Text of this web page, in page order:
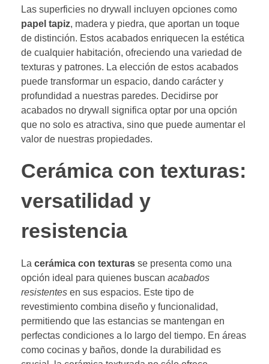
Las superficies no drywall incluyen opciones como
papel tapiz, madera y piedra, que aportan un toque
de distinción. Estos acabados enriquecen la estética
de cualquier habitación, ofreciendo una variedad de
texturas y patrones. La elección de estos acabados
puede transformar un espacio, dando carácter y
profundidad a nuestras paredes. Decidirse por
acabados no drywall significa optar por una opción
que no solo es atractiva, sino que puede aumentar el
valor de nuestras propiedades.
Cerámica con texturas:
versatilidad y
resistencia
La cerámica con texturas se presenta como una
opción ideal para quienes buscan acabados
resistentes en sus espacios. Este tipo de
revestimiento combina diseño y funcionalidad,
permitiendo que las estancias se mantengan en
perfectas condiciones a lo largo del tiempo. En áreas
como cocinas y baños, donde la durabilidad es